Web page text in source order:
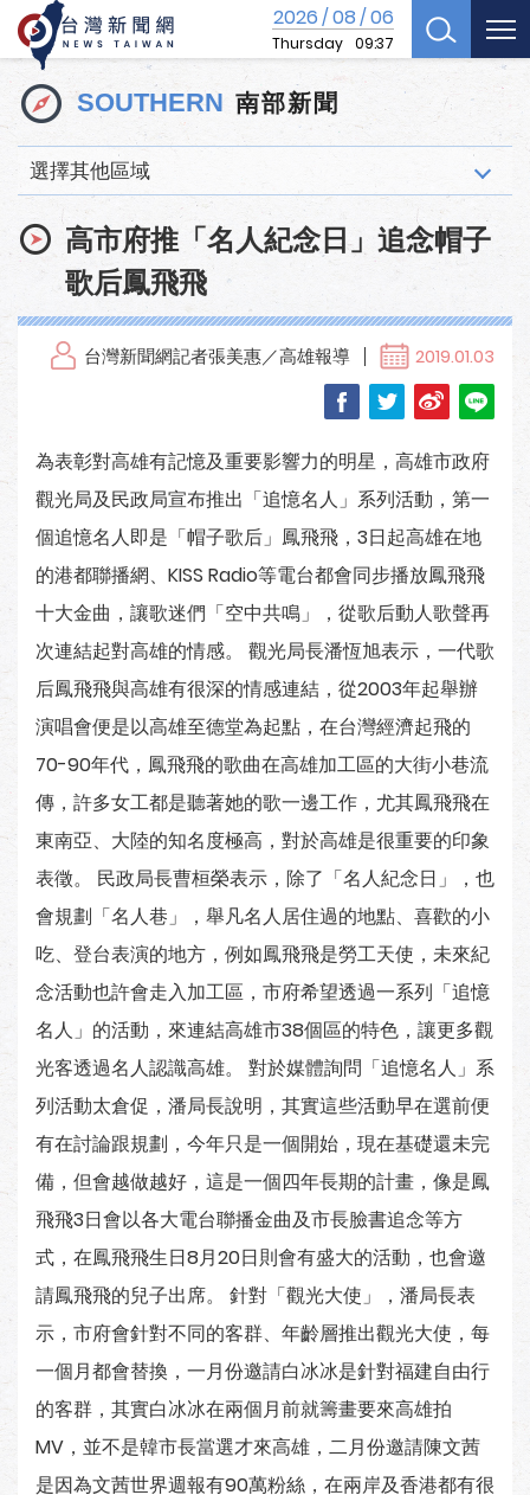
2026/08/06
Thursday 09:37
SOUTHERN 南部新聞
選擇其他區域
高市府推「名人紀念日」追念帽子
歌后鳳飛飛
台灣新聞網記者張美惠／高雄報導 2019.01.03
為表彰對高雄有記憶及重要影響力的明星，高雄市政府
觀光局及民政局宣布推出「追憶名人」系列活動，第一
個追憶名人即是「帽子歌后」鳳飛飛，3日起高雄在地
的港都聯播網、KISS Radio等電台都會同步播放鳳飛飛
十大金曲，讓歌迷們「空中共鳴」，從歌后動人歌聲再
次連結起對高雄的情感。 觀光局長潘恆旭表示，一代歌
后鳳飛飛與高雄有很深的情感連結，從2003年起舉辦
演唱會便是以高雄至德堂為起點，在台灣經濟起飛的
70-90年代，鳳飛飛的歌曲在高雄加工區的大街小巷流
傳，許多女工都是聽著她的歌一邊工作，尤其鳳飛飛在
東南亞、大陸的知名度極高，對於高雄是很重要的印象
表徵。 民政局長曹桓榮表示，除了「名人紀念日」，也
會規劃「名人巷」，舉凡名人居住過的地點、喜歡的小
吃、登台表演的地方，例如鳳飛飛是勞工天使，未來紀
念活動也許會走入加工區，市府希望透過一系列「追憶
名人」的活動，來連結高雄市38個區的特色，讓更多觀
光客透過名人認識高雄。 對於媒體詢問「追憶名人」系
列活動太倉促，潘局長說明，其實這些活動早在選前便
有在討論跟規劃，今年只是一個開始，現在基礎還未完
備，但會越做越好，這是一個四年長期的計畫，像是鳳
飛飛3日會以各大電台聯播金曲及市長臉書追念等方
式，在鳳飛飛生日8月20日則會有盛大的活動，也會邀
請鳳飛飛的兒子出席。 針對「觀光大使」，潘局長表
示，市府會針對不同的客群、年齡層推出觀光大使，每
一個月都會替換，一月份邀請白冰冰是針對福建自由行
的客群，其實白冰冰在兩個月前就籌畫要來高雄拍
MV，並不是韓市長當選才來高雄，二月份邀請陳文茜
是因為文茜世界週報有90萬粉絲，在兩岸及香港都有很